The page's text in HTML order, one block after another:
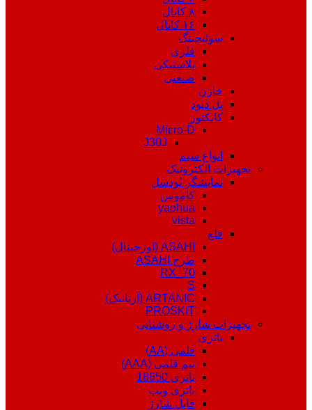
۸ کانال
۱۶ کانال
سوئیچینگ
فلزی
پلاستیکی
صنعتی
خازن
پل دیود
کانکتور
Micro-D
J30J
انواع سیم
تجهیزات الکترونیک
نمایشگر لودسل
کاموس
yaohua
vista
قلع
ASAHI (اورجینال)
طرح ASAHI
RX_70
S
ARTANIC (آرتانیک)
PROSKIT
تجهیزات شارژ و روشنایی
باتری
قلمی (AA)
نیم قلمی (AAA)
باتری 18650
باتری ویپ
قابل شارژ